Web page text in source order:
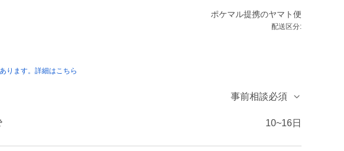
ポケマル提携のヤマト便
配送区分:
ります。詳細はこちら
事前相談必須
10~16日